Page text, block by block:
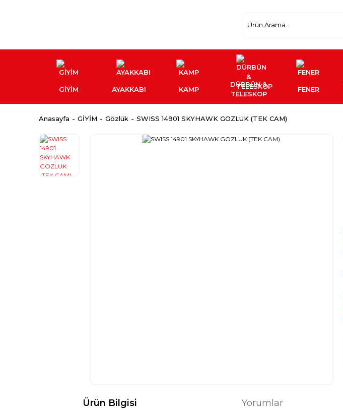
GİYİM AYAKKABI KAMP
DÜRBÜN &
TELESKOP
FENER
Anasayfa GİYİM Gözlük SWISS 14901 SKYHAWK GOZLUK (TEK CAM)
Ürün Bilgisi Yorumlar